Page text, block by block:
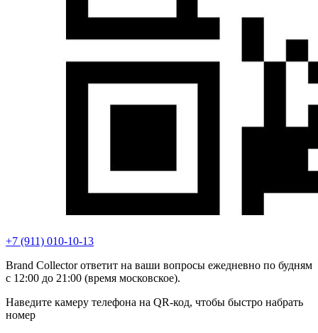
+7 (911) 010-10-13
Brand Collector ответит на ваши вопросы ежедневно по будням
с 12:00 до 21:00 (время московское).
Наведите камеру телефона на QR-код, чтобы быстро набрать
номер